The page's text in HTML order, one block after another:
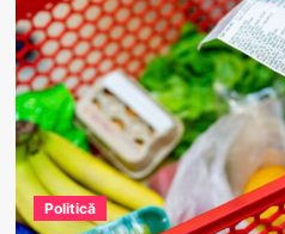
Politică